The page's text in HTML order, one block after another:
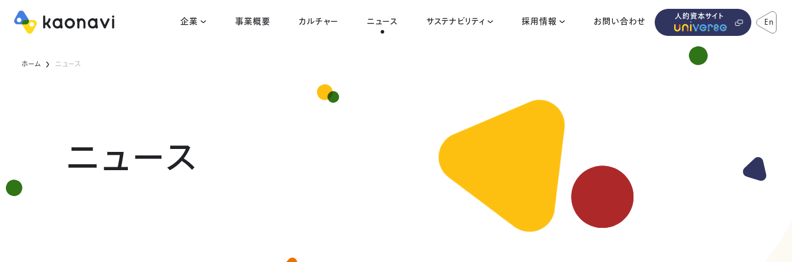
企業 事業概要 カルチャー ニュース サステナビリティ 採用情報 お問い合わせ 人的資本サイト En
ホーム ニュース
ニュース